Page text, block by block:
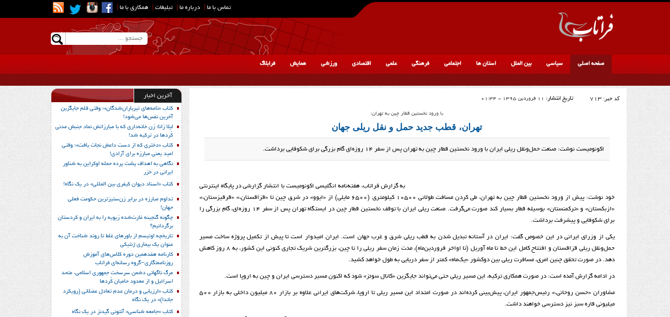
تماس با ما درباره ما تبلیغات همکاری با ما
صفحه اصلی سیاسی بین الملل استان ها اجتماعی فرهنگی علمی اقتصادی ورزشی همایش فرابلاگ
کد خبر: 713 تاریخ انتشار: 11 فروردین 1395 - 01:34
با ورود نخستین قطار چین به تهران:
تهران، قطب جدید حمل‌ و‌ نقل ریلی جهان
اکونومیست نوشت: صنعت حمل‌و‌نقل ریلی ایران با ورود نخستین قطار چین به تهران پس از سفر 14 روزه‌ای گام بزرگی برای شکوفایی برداشت.
به گزارش فراتاب، هفته‌نامه انگلیسی اکونومیست با انتشار گزارشی در پایگاه اینترنتی
خود نوشت: پیش از ورود نخستین قطار چین به تهران، طی کردن مسافت طولانی 10500 کیلومتری (6500 مایلی) از «ایوو» در شرق چین تا «قزاقستان،» «قرقیزستان،»
«ازبکستان» و «ترکمنستان» بوسیله قطار بسیار کند صورت می‌گرفت. صنعت ریلی ایران با توقف نخستین قطار چین در ایستگاه تهران پس از سفر 14 روزه‌ای، گام بزرگی را
برای شکوفایی و پیشرفت برداشت.
یکی از وزرای ایرانی در این خصوص گفت: ایران در آستانه تبدیل شدن به قطب ریلی شرق و غرب جهان است. ایران امیدوار است تا پیش از تکمیل پروژه ساخت مسیر
حمل‌و‌نقل ریلی قزاقستان و افتتاح کامل این خط تا ماه آوریل (تا اواخر فروردین‌ماه)، مدت زمان سفر ریلی را تا چین، بزرگترین شریک تجاری کنونی این کشور، به 8 روز کاهش
دهد. در صورت تحقق چنین امری، مسافرت ریلی بین دوکشور «یک‌ماه» کمتر از سفر دریایی به طول خواهد کشید.
در ادامه گزارش آمده است: در صورت همکاری ترکیه، این مسیر ریلی حتی می‌تواند جایگزین «کانال سوئز» شود که اکنون مسیر دسترسی ایران و چین به اروپا است.
مشاوران «حسن روحانی،» رئیس‌جمهور ایران، پیش‌بینی کرده‌اند در صورت امتداد این مسیر ریلی تا اروپا، شرکت‌های ایرانی علاوه بر بازار 80 میلیون داخلی به بازار 500
میلیونی قاره سبز نیز دسترسی خواهند داشت.
آخرین اخبار
کتاب «نامه‌های تیرباران‌شدگان»؛ وقتی قلم جایگزین
آخرین نفس‌ها می‌شود!
لیلا زانا؛ زن خانه‌داری که با مبارزاتش نماد جنبش مدنی
کُردها در ترکیه شد!
کتاب «دختری که از دست داعش نجات یافت»؛ وقتی
امید یعنی مبارزه برای آزادی!
نگاهی به اهداف پشت پرده حمله اوکراین به شناور
ایرانی در خزر
کتاب «اسناد دیوان کیفری بین المللی» در یک نگاه!
تداوم مبارزه در برابر زن‌ستیزترین حکومت فعلی
جهان!
چگونه گنجینه غارت‌شده زیویه را به ایران و کردستان
برگردانیم؟
تاریخچه اوتیسم از باورهای غلط تا روند شناخت آن به
عنوان یک بیماری ژنتیکی
کارنامه هفدهمین دوره کلاس‌های آموزش
روزنامه‌نگاری–گروه رسانه‌ای فراتاب
مرگ ناگهانی دشمن سرسخت جمهوری اسلامی، متحد
اسرائیل و از معدود حامیان کُردها
کتاب «ارزیابی و درمان عدم تعادل عضلانی (رویکرد
جاندا)» در یک نگاه
کتاب «جامعه شناسی» آنتونی گیدنز در یک نگاه